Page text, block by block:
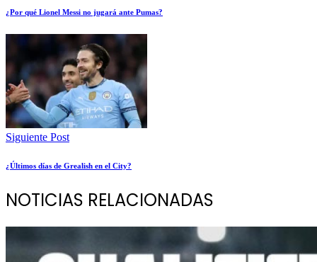
¿Por qué Lionel Messi no jugará ante Pumas?
Siguiente Post
¿Últimos días de Grealish en el City?
NOTICIAS RELACIONADAS